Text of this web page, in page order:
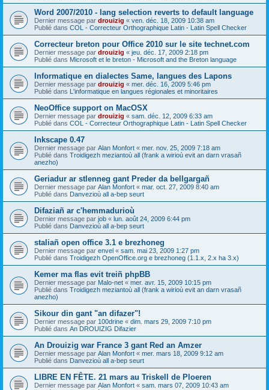
Word 2007/2010 - lang selection reverts to default language
Dernier message par drouizig « ven. déc. 18, 2009 10:38 am
Publié dans COL - Correcteur Orthographique Latin - Latin Spell Checker
Correcteur breton pour Office 2010 sur le site technet.com
Dernier message par drouizig « jeu. déc. 17, 2009 2:18 pm
Publié dans Microsoft et le breton - Microsoft and the Breton language
Informatique en dialectes Same, langues des Lapons
Dernier message par drouizig « mer. déc. 16, 2009 5:46 pm
Publié dans L'informatique en langues régionales et minoritaires
NeoOffice support on MacOSX
Dernier message par drouizig « sam. déc. 12, 2009 6:33 am
Publié dans COL - Correcteur Orthographique Latin - Latin Spell Checker
Inkscape 0.47
Dernier message par Alan Monfort « mer. nov. 25, 2009 7:18 am
Publié dans Troidigezh meziantoù all (frank a wirioù evit an darn vrasañ
anezho)
Geriadur ar stlenneg gant Preder da bellgargañ
Dernier message par Alan Monfort « mar. oct. 27, 2009 8:40 am
Publié dans Danvezioù all a-bep seurt
Difaziañ ar c'hemmadurioù
Dernier message par job « lun. août 24, 2009 6:44 pm
Publié dans Danvezioù all a-bep seurt
staliañ open office 3.1 e brezhoneg
Dernier message par envel « sam. mai 23, 2009 1:27 pm
Publié dans Troidigezh OpenOffice.org e brezhoneg (1.1.x, 2.x ha 3.x)
Kemer ma flas evit treiñ phpBB
Dernier message par Malo-net « mer. avr. 15, 2009 10:15 pm
Publié dans Troidigezh meziantoù all (frank a wirioù evit an darn vrasañ
anezho)
Sikour din gant "an difazer"!
Dernier message par 100drine « dim. mars 29, 2009 7:10 pm
Publié dans An DROUIZIG Difazier
An Drouizig war France 3 gant Red an Amzer
Dernier message par Alan Monfort « mer. mars 18, 2009 9:12 am
Publié dans Danvezioù all a-bep seurt
LIBRE EN FÊTE. 21 mars au Triskell de Ploeren
Dernier message par Alan Monfort « sam. mars 07, 2009 10:43 am